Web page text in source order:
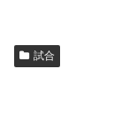
試合